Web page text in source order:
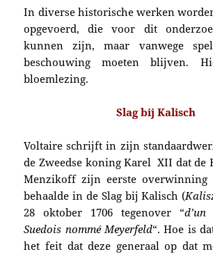
In diverse historische werken
opgevoerd, die voor dit
kunnen zijn, maar vanwege
beschouwing moeten blijven.
bloemlezing.
Slag bij Kalisch
Voltaire schrijft in zijn
de Zweedse koning Karel XII datde
Menzikoffzijn eerste overwinning
behaaldein de Slag bij Kalisch (
28 oktober 1706 tegenover “d’un
Suedois nommé Meyerfeld“. Hoe is
het feit dat deze generaal op dat